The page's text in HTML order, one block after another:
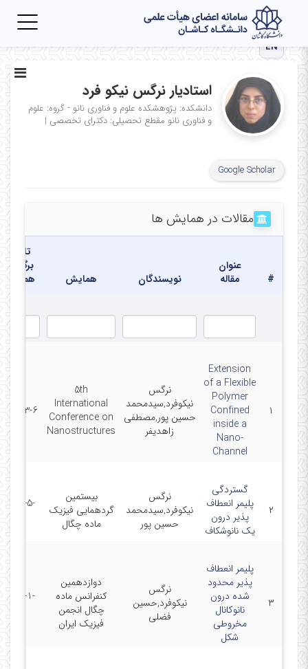
EN
استادیار نرگس نیکو فرد
دانشکده: پژوهشکده علوم و فناوری نانو - گروه: علوم
و فناوری نانو مقطع تحصیلی: دکترای تخصصی |
Google Scholar
مقالات در همایش ها
#
عنوان
مقاله
نویسندگان همایش
تاریخ
برگزاری
همایش
۱
Extension
of a Flexible
Polymer
Confined
inside a
Nano-
Channel
نرگس
نیکوفرد,سیدمحمد
حسین پور,مصطفی
زاهدیفر
5th
International
Conference on
Nanostructures
2014-3-6
۲
گستردگی
پلیمر انعطاف
پذیر درون
یک نانوشکاف
نرگس
نیکوفرد,سیدمحمد
حسین پور
بیستمین
گردهمایی فیزیک
ماده چگال
2014-5-
۳
پلیمر انعطاف
پذیر محدود
شده درون
نانوکانال
مخروطی
شکل
نرگس
نیکوفرد,حسین
فضلی
دوازدهمین
کنفرانس ماده
چگال انجمن
فیزیک ایران
2015-1-